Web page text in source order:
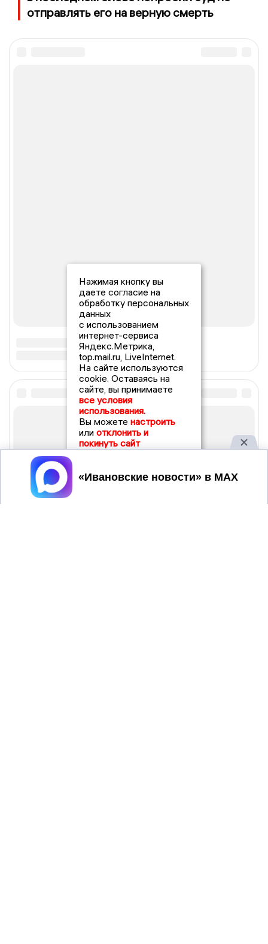
отправлять его на верную смерть
Нажимая кнопку вы
даете согласие на
обработку персональных
данных
с использованием
интернет-сервиса
Яндекс.Метрика,
top.mail.ru, LiveInternet.
На сайте используются
cookie. Оставаясь на
сайте, вы принимаете
все условия
использования.
Вы можете настроить
или отклонить и
покинуть сайт
Принять